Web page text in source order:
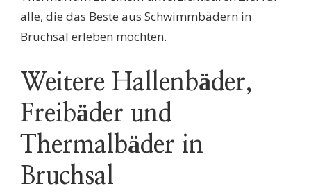
alle, die das Beste aus Schwimmbädern in
Bruchsal erleben möchten.
Weitere Hallenbäder,
Freibäder und
Thermalbäder in
Bruchsal